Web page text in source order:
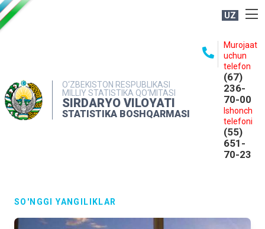
UZ
O‘ZBEKISTON RESPUBLIKASI
MILLIY STATISTIKA QO‘MITASI
SIRDARYO VILOYATI
STATISTIKA BOSHQARMASI
Murojaat
uchun
telefon
(67)
236-
70-00
Ishonch
telefoni
(55)
651-
70-23
NASHRLAR
INTERAKTIV XIZMATLAR
MATBUOT XIZMATI
SO'NGGI YANGILIKLAR